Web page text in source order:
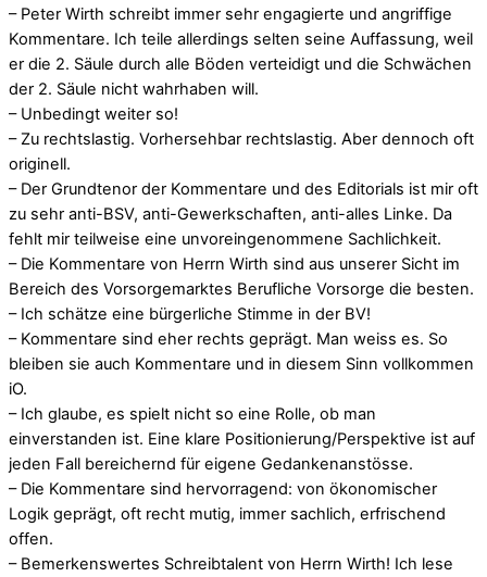
– Peter Wirth schreibt immer sehr engagierte und angriffige
Kommentare. Ich teile allerdings selten seine Auffassung, weil
er die 2. Säule durch alle Böden verteidigt und die Schwächen
der 2. Säule nicht wahrhaben will.
– Unbedingt weiter so!
– Zu rechtslastig. Vorhersehbar rechtslastig. Aber dennoch oft
originell.
– Der Grundtenor der Kommentare und des Editorials ist mir oft
zu sehr anti-BSV, anti-Gewerkschaften, anti-alles Linke. Da
fehlt mir teilweise eine unvoreingenommene Sachlichkeit.
– Die Kommentare von Herrn Wirth sind aus unserer Sicht im
Bereich des Vorsorgemarktes Berufliche Vorsorge die besten.
– Ich schätze eine bürgerliche Stimme in der BV!
– Kommentare sind eher rechts geprägt. Man weiss es. So
bleiben sie auch Kommentare und in diesem Sinn vollkommen
iO.
– Ich glaube, es spielt nicht so eine Rolle, ob man
einverstanden ist. Eine klare Positionierung/Perspektive ist auf
jeden Fall bereichernd für eigene Gedankenanstösse.
– Die Kommentare sind hervorragend: von ökonomischer
Logik geprägt, oft recht mutig, immer sachlich, erfrischend
offen.
– Bemerkenswertes Schreibtalent von Herrn Wirth! Ich lese